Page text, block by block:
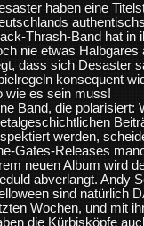
haben eine
Thrash-Band hat in
nie etwas
dass sich Desaster
konsequent
wie es sein muss!
Band, die polarisiert:
werden,
Gates-Releases
neuen Album wird
abverlangt. Andy
sind natürlich
Wochen, und mit
die Kürbisköpfe